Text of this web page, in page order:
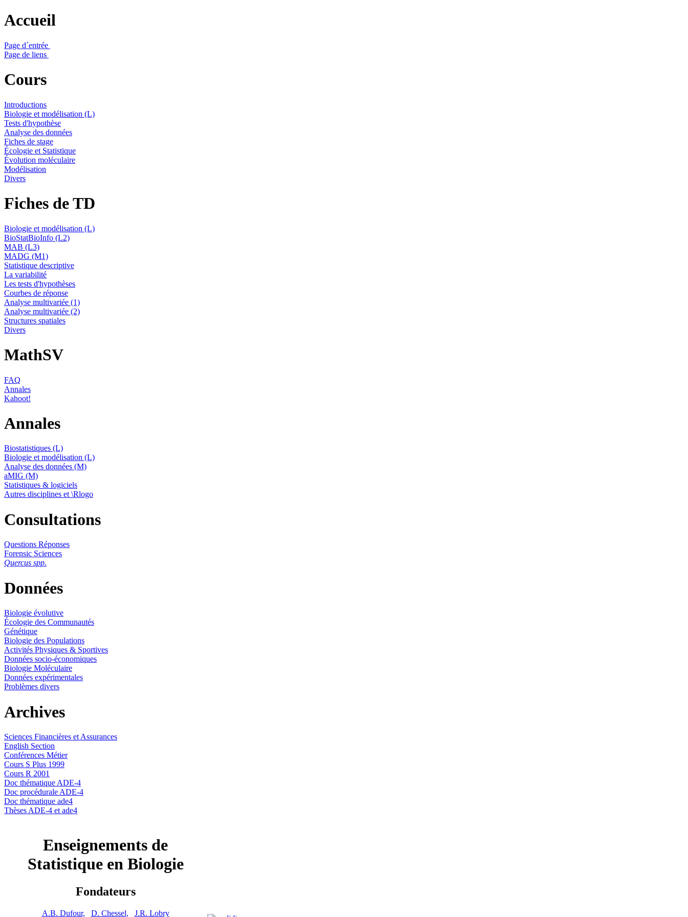
Accueil
Page d´entrée
Page de liens
Cours
Introductions
Biologie et modélisation (L)
Tests d'hypothèse
Analyse des données
Fiches de stage
Écologie et Statistique
Évolution moléculaire
Modélisation
Divers
Fiches de TD
Biologie et modélisation (L)
BioStatBioInfo (L2)
MAB (L3)
MADG (M1)
Statistique descriptive
La variabilité
Les tests d'hypothèses
Courbes de réponse
Analyse multivariée (1)
Analyse multivariée (2)
Structures spatiales
Divers
MathSV
FAQ
Annales
Kahoot!
Annales
Biostatistiques (L)
Biologie et modélisation (L)
Analyse des données (M)
aMIG (M)
Statistiques & logiciels
Autres disciplines et \Rlogo
Consultations
Questions Réponses
Forensic Sciences
Quercus spp.
Données
Biologie évolutive
Écologie des Communautés
Génétique
Biologie des Populations
Activités Physiques & Sportives
Données socio-économiques
Biologie Moléculaire
Données expérimentales
Problèmes divers
Archives
Sciences Financières et Assurances
English Section
Conférences Métier
Cours S Plus 1999
Cours R 2001
Doc thématique ADE-4
Doc procédurale ADE-4
Doc thématique ade4
Thèses ADE-4 et ade4
Enseignements de
Statistique en Biologie
Fondateurs
A.B. Dufour, D. Chessel, J.R. Lobry